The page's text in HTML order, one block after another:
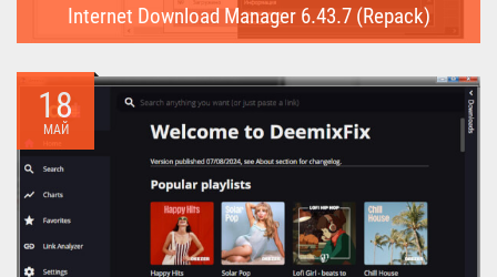
Internet Download Manager 6.43.7 (Repack)
предназначена для...
18
МАЙ